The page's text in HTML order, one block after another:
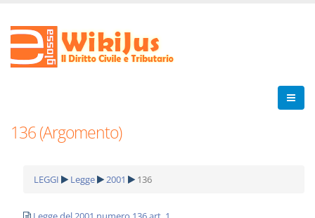
136 (Argomento)
LEGGI Legge 2001 136